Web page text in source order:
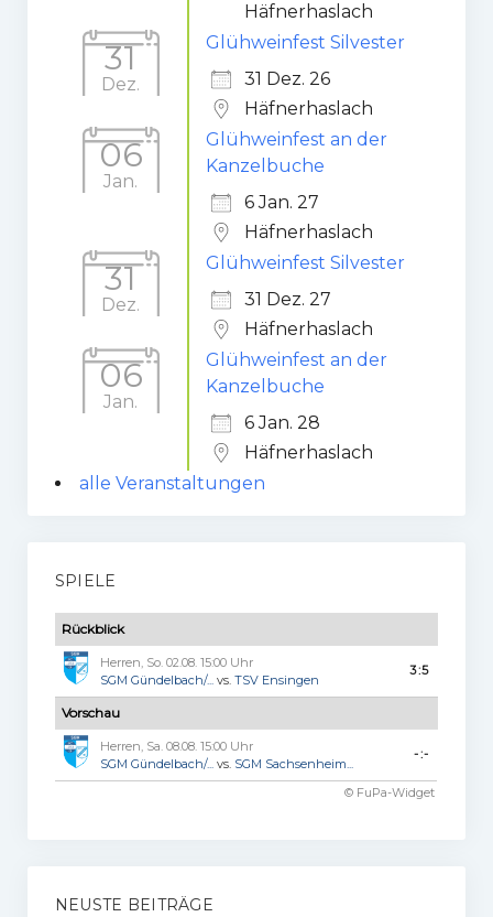
Häfnerhaslach
31
Dez.
Glühweinfest Silvester
31 Dez. 26
Häfnerhaslach
06
Jan.
Glühweinfest an der
Kanzelbuche
6 Jan. 27
Häfnerhaslach
31
Dez.
Glühweinfest Silvester
31 Dez. 27
Häfnerhaslach
06
Jan.
Glühweinfest an der
Kanzelbuche
6 Jan. 28
Häfnerhaslach
alle Veranstaltungen
SPIELE
Rückblick
Herren, So. 02.08. 15:00 Uhr
SGM Gündelbach/...vs. TSV Ensingen
3:5
Vorschau
Herren, Sa. 08.08. 15:00 Uhr
SGM Gündelbach/...vs. SGM Sachsenheim...
-:-
© FuPa-Widget
NEUSTE BEITRÄGE